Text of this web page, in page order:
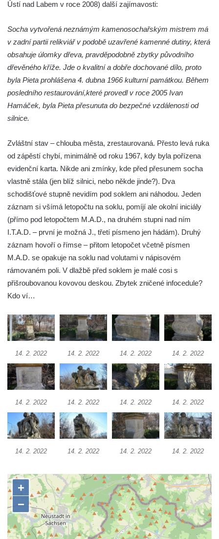
Socha Tornádo v parku na Senovážném
náměstí v Českých Budějovicích
Sousoší Humanoidi na Lannově třídě v
Českých Budějovicích
Pomník Vojtěcha Adalberta Lanny v parku
Na Sadech v Českých Budějovicích
Památník Otokara Mokrého v parku Na
Sadech v Českých Budějovicích
Poslední dochovaný tramvajový sloup na
Pražské třídě v Českých Budějovicích
Socha Civilizovaní na Husově třídě v
Českých Budějovicích
Socha svatého Jana Nepomuckého Na
Sadech u Mlýnské stoky v Českých
Budějovicích
Budějovicích
Socha svatého Vincence Ferrerského na
nádvoří kláštera dominikánů v Českých
Budějovicích
Socha svatého Zachariáše na nádvoří
kláštera dominikánů v Českých
Socha svatého Josefa na nádvoří kláštera
dominikánů v Českých Budějovicích
Socha svaté Anny na nádvoří kláštera
dominikánů v Českých Budějovicích
kláštera dominikánů v Českých
Budějovicích
Sousoší Kalvárie před klášterem
dominikánů u Piaristického náměstí v
Českých Budějovicích
Ústí nad Labem v roce 2008) další zajímavosti:
Socha vytvořená neznámým kamenosochařským mistrem má
v zadní partii relikviář v podobě uzavřené kamenné dutiny, která
obsahuje úlomky dřeva, pravděpodobně zbytky původního
dřevěného kříže. Jde o kvalitní a dobře dochované dílo, proto
byla Pieta prohlášena 4. dubna 1966 kulturní památkou. Během
posledního restaurování,které provedl v roce 2005 Ivan
Hamáček, byla Pieta přesunuta do bezpečné vzdálenosti od
silnice.
Zvláštní stav – chlouba města, zrestaurovaná. Přesto levá ruka
od zápěstí chybí, minimálně od roku 1967, kdy byla pořízena
evidenční karta. Nikde ani zmínky, kde před přesunem socha
vlastně stála (jen blíž silnici, nebo někde jinde?). Dva
schodišťové stupně nevidím pod soklem ani náhodou. Jeden
záznam si všímá letopočtu na soklu, pomíjí ale okolní iniciály
(přímo pod letopočtem M.A.D., na druhém stupni nad ním
I.T.A.D. – první je možná J., třetí písmeno jen hádám). Druhý
záznam hovoří o římse – přitom letopočet včetně písmen
M.A.D. se opakuje na soklu nad volutami v nápisovém
rámovaném poli. V dlažbě před soklem je malé cosi s
přišroubovanou kovovou deskou. Zbytek zničené infocedule?
Kdo ví…
14. 2. 2022 14. 2. 2022 14. 2. 2022 14. 2. 2022
14. 2. 2022 14. 2. 2022 14. 2. 2022 14. 2. 2022
14. 2. 2022 14. 2. 2022 14. 2. 2022 14. 2. 2022